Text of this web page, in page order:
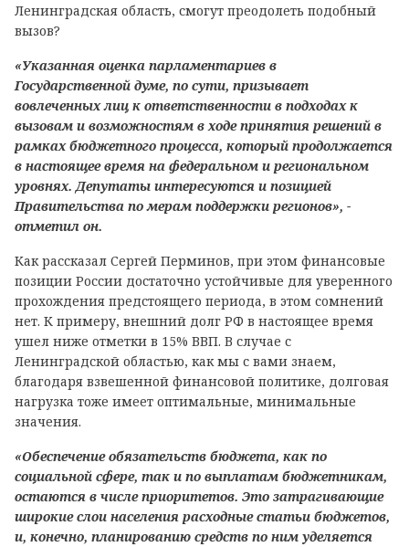
Ленинградская область, смогут преодолеть подобный
вызов?
«Указанная оценка парламентариев в
Государственной думе, по сути, призывает
вовлеченных лиц к ответственности в подходах к
вызовам и возможностям в ходе принятия решений в
рамках бюджетного процесса, который продолжается
в настоящее время на федеральном и региональном
уровнях. Депутаты интересуются и позицией
Правительства по мерам поддержки регионов», -
отметил он.
Как рассказал Сергей Перминов, при этом финансовые
позиции России достаточно устойчивые для уверенного
прохождения предстоящего периода, в этом сомнений
нет. К примеру, внешний долг РФ в настоящее время
ушел ниже отметки в 15% ВВП. В случае с
Ленинградской областью, как мы с вами знаем,
благодаря взвешенной финансовой политике, долговая
нагрузка тоже имеет оптимальные, минимальные
значения.
«Обеспечение обязательств бюджета, как по
социальной сфере, так и по выплатам бюджетникам,
остаются в числе приоритетов. Это затрагивающие
широкие слои населения расходные статьи бюджетов,
и, конечно, планированию средств по ним уделяется